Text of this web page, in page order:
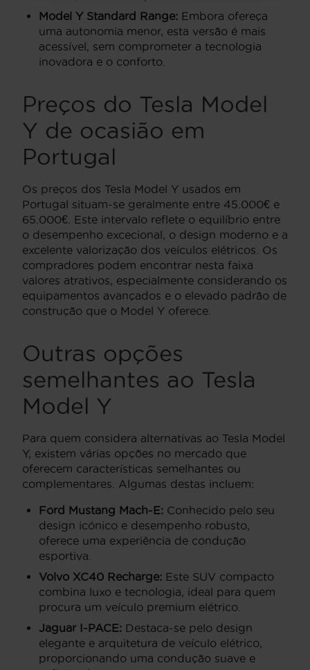
Model Y Standard Range: Embora ofereça
uma autonomia menor, esta versão é mais
acessível, sem comprometer a tecnologia
inovadora e o conforto.
Preços do Tesla Model
Y de ocasião em
Portugal
Os preços dos Tesla Model Y usados em
Portugal situam-se geralmente entre 45.000€ e
65.000€. Este intervalo reflete o equilíbrio entre
o desempenho excecional, o design moderno e a
excelente valorização dos veículos elétricos. Os
compradores podem encontrar nesta faixa
valores atrativos, especialmente considerando os
equipamentos avançados e o elevado padrão de
construção que o Model Y oferece.
Outras opções
semelhantes ao Tesla
Model Y
Para quem considera alternativas ao Tesla Model
Y, existem várias opções no mercado que
oferecem características semelhantes ou
complementares. Algumas destas incluem:
Ford Mustang Mach-E: Conhecido pelo seu
design icónico e desempenho robusto,
oferece uma experiência de condução
esportiva.
Volvo XC40 Recharge: Este SUV compacto
combina luxo e tecnologia, ideal para quem
procura um veículo premium elétrico.
Jaguar I-PACE: Destaca-se pelo design
elegante e arquitetura de veículo elétrico,
proporcionando uma condução suave e